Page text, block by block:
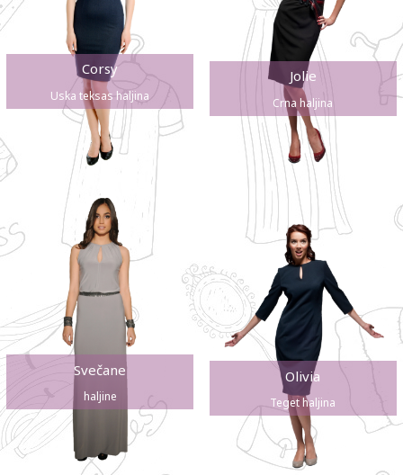
Corsy
Uska teksas haljina
Jolie
Crna haljina
Svečane
haljine
Olivia
Teget haljina